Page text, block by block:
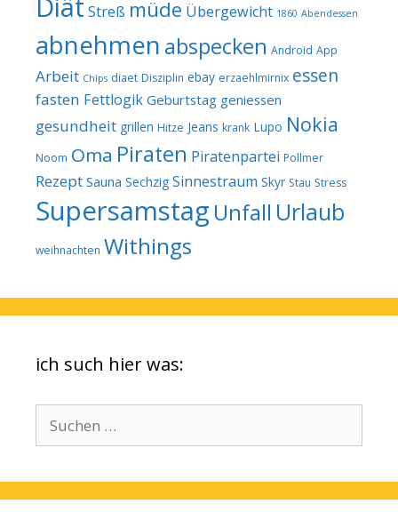
Diät Streß müde Übergewicht 1860 Abendessen
abnehmen abspecken Android App
Arbeit Chips diaet Disziplin ebay erzaehlmirnix essen
fasten Fettlogik Geburtstag geniessen
gesundheit grillen Hitze Jeans krank Lupo Nokia
Noom Oma Piraten Piratenpartei Pollmer
Rezept Sauna Sechzig Sinnestraum Skyr Stau Stress
Supersamstag Unfall Urlaub
weihnachten Withings
ich such hier was:
nach: